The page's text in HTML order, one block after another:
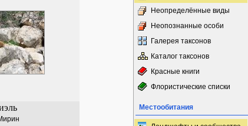
Неопределённые виды
Неопознанные особи
Галерея таксонов
Каталог таксонов
Красные книги
Флористические списки
Местообитания